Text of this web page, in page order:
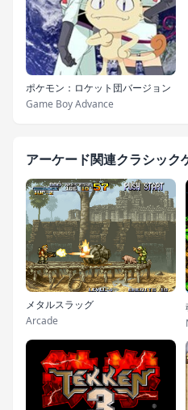
ポケモン：ロケット団バージョン
Game Boy Advance
アーケード関連クラシック
メタルスラッグ
Arcade